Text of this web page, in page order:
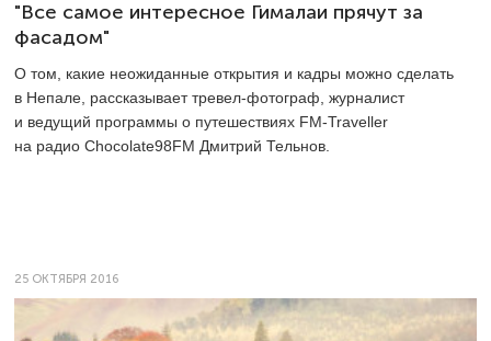
"Все самое интересное Гималаи прячут за
фасадом"
О том, какие неожиданные открытия и кадры можно сделать
в Непале, рассказывает тревел-фотограф, журналист
и ведущий программы о путешествиях FM-Traveller
на радио Chocolate98FM Дмитрий Тельнов.
25 ОКТЯБРЯ 2016